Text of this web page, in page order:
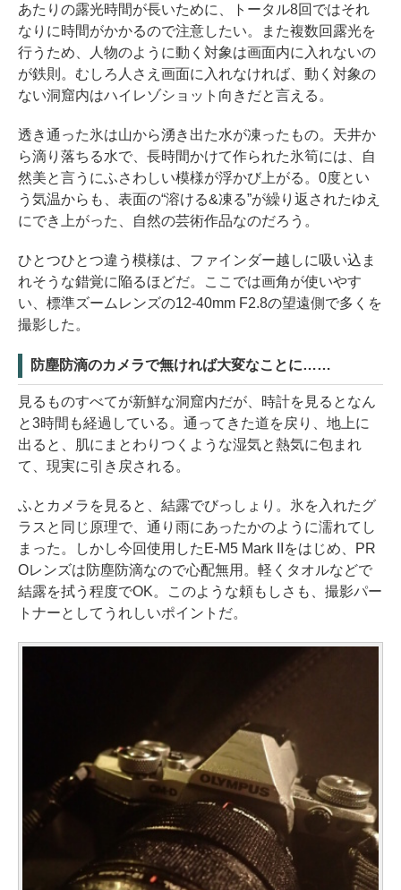
あたりの露光時間が長いために、トータル8回ではそれ
なりに時間がかかるので注意したい。また複数回露光を
行うため、人物のように動く対象は画面内に入れないの
が鉄則。むしろ人さえ画面に入れなければ、動く対象の
ない洞窟内はハイレゾショット向きだと言える。
透き通った氷は山から湧き出た水が凍ったもの。天井か
ら滴り落ちる水で、長時間かけて作られた氷筍には、自
然美と言うにふさわしい模様が浮かび上がる。0度とい
う気温からも、表面の“溶ける&凍る”が繰り返されたゆえ
にでき上がった、自然の芸術作品なのだろう。
ひとつひとつ違う模様は、ファインダー越しに吸い込ま
れそうな錯覚に陥るほどだ。ここでは画角が使いやす
い、標準ズームレンズの12-40mm F2.8の望遠側で多くを
撮影した。
防塵防滴のカメラで無ければ大変なことに……
見るものすべてが新鮮な洞窟内だが、時計を見るとなん
と3時間も経過している。通ってきた道を戻り、地上に
出ると、肌にまとわりつくような湿気と熱気に包まれ
て、現実に引き戻される。
ふとカメラを見ると、結露でびっしょり。氷を入れたグ
ラスと同じ原理で、通り雨にあったかのように濡れてし
まった。しかし今回使用したE-M5 Mark IIをはじめ、PR
Oレンズは防塵防滴なので心配無用。軽くタオルなどで
結露を拭う程度でOK。このような頼もしさも、撮影パー
トナーとしてうれしいポイントだ。